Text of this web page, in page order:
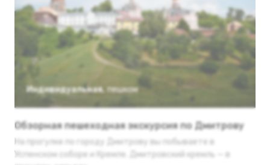
Индивидуальная, пешком
Обзорная пешеходная экскурсия по Дмитрову
На прогулке по городу Дмитрову вы побываете в
Успенском соборе и Кремле. Дмитровский кремль — в